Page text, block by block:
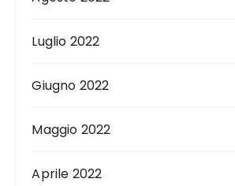
Luglio 2022
Giugno 2022
Maggio 2022
Aprile 2022